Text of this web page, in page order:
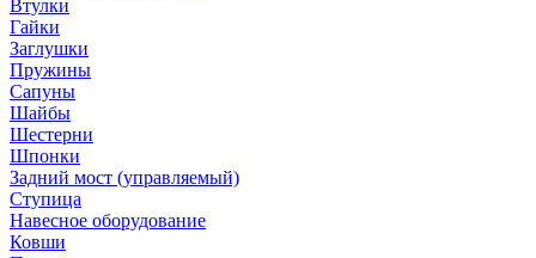
Втулки
Гайки
Заглушки
Пружины
Сапуны
Шайбы
Шестерни
Шпонки
Задний мост (управляемый)
Ступица
Навесное оборудование
Ковши